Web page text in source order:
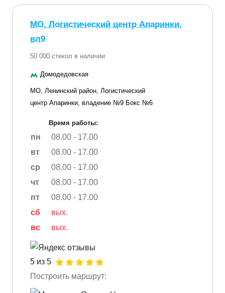
МО, Логистический центр Апаринки,
вл9
50 000 стекол в наличии
Домодедовская
МО, Ленинский район, Логистический
центр Апаринки, владение №9 Бокс №6
Время работы:
пн
08.00 - 17.00
вт
08.00 - 17.00
ср
08.00 - 17.00
чт
08.00 - 17.00
пт
08.00 - 17.00
сб
вых.
вс
вых.
5 из 5
Построить маршрут: